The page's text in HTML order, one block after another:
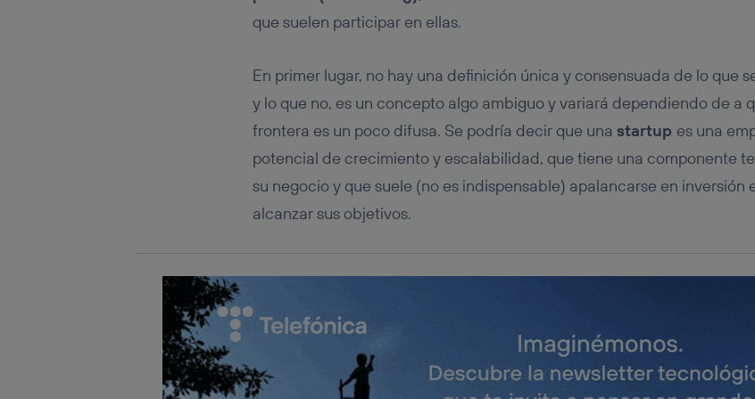
que suelen participar en ellas.
En primer lugar, no hay una definición única y consensuada de lo que
y lo que no, es un concepto algo ambiguo y variará dependiendo de a
frontera es un poco difusa. Se podría decir que una startup es una
potencial de crecimiento y escalabilidad, que tiene una componente
su negocio y que suele (no es indispensable) apalancarse en inversión
alcanzar sus objetivos.
conecte su dispositivo y consienta el uso de la tecnología recibirá el
Típicamente:
realizará en función de las actividades de navegación de los
hayan dado su consentimiento.
únicamente en la navegación del usuario del móvil.
Puedes gestionar los consentimientos Utiq seleccionando
inferior de esta página web o visitando el
portal de privacidad de
Para más información, consulta la política de privacidad de Utiq.